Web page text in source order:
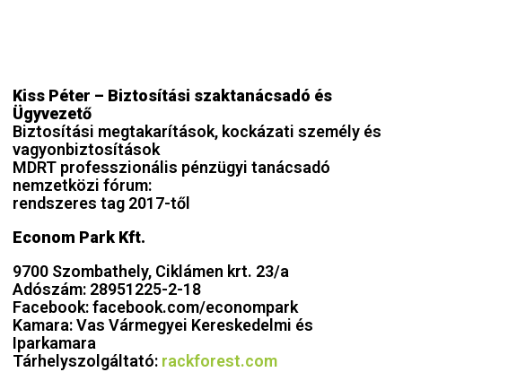
Kiss Péter – Biztosítási szaktanácsadó és
Ügyvezető
Biztosítási megtakarítások, kockázati személy és
vagyonbiztosítások
MDRT professzionális pénzügyi tanácsadó
nemzetközi fórum:
rendszeres tag 2017-től
Econom Park Kft.
9700 Szombathely, Ciklámen krt. 23/a
Adószám: 28951225-2-18
Facebook: facebook.com/econompark
Kamara: Vas Vármegyei Kereskedelmi és
Iparkamara
Tárhelyszolgáltató: rackforest.com